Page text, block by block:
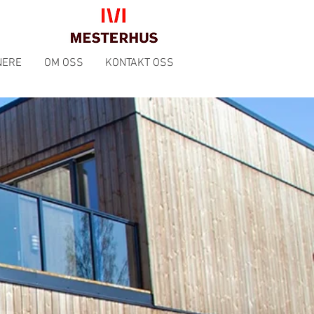
OM OSS KONTAKT OSS